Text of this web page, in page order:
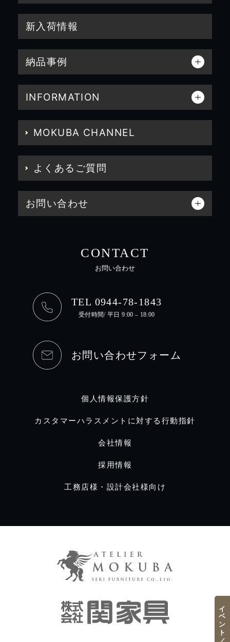
新入荷情報
納品事例
INFORMATION
MOKUBA CHANNEL
よくあるご質問
お問い合わせ
CONTACT
お問い合わせ
TEL 0944-78-1843
受付時間/ 平日 9:00 – 18:00
お問い合わせフォーム
個人情報保護方針
カスタマーハラスメントに対する行動指針
会社情報
採用情報
工務店様・設計会社様向け